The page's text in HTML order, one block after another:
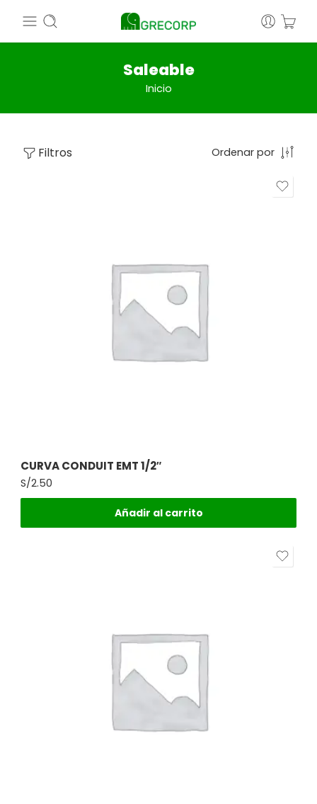
Saleable
Inicio
Filtros Ordenar por
CURVA CONDUIT EMT 1/2″
S/2.50
Añadir al carrito